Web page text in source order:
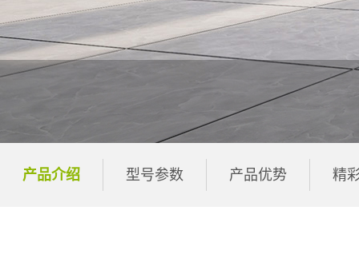
产品介绍 型号参数 产品优势 精